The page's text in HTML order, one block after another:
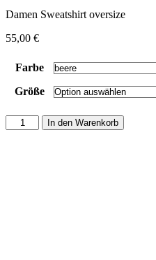
Damen Sweatshirt oversize
55,00 €
Farbe
Größe
In den Warenkorb